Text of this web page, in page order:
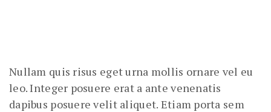
Nullam quis risus eget urna mollis ornare vel eu
leo. Integer posuere erat a ante venenatis
dapibus posuere velit aliquet. Etiam porta sem